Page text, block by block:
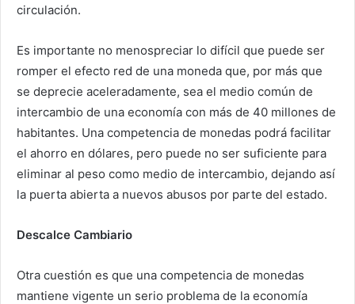
circulación.
Es importante no menospreciar lo difícil que puede ser
romper el efecto red de una moneda que, por más que
se deprecie aceleradamente, sea el medio común de
intercambio de una economía con más de 40 millones de
habitantes. Una competencia de monedas podrá facilitar
el ahorro en dólares, pero puede no ser suficiente para
eliminar al peso como medio de intercambio, dejando así
la puerta abierta a nuevos abusos por parte del estado.
Descalce Cambiario
Otra cuestión es que una competencia de monedas
mantiene vigente un serio problema de la economía